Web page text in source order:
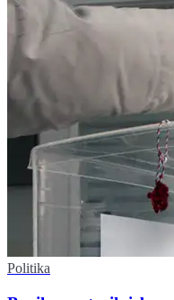
Politika